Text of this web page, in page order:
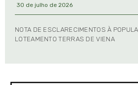
30 de julho de 2026
NOTA DE ESCLARECIMENTOS À
LOTEAMENTO TERRAS DE VIENA